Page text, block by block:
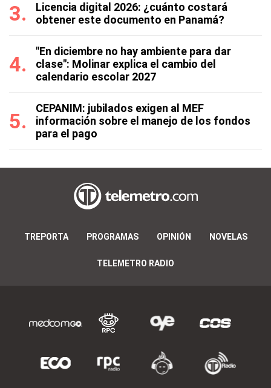
Licencia digital 2026: ¿cuánto costará
obtener este documento en Panamá?
"En diciembre no hay ambiente para dar
clase": Molinar explica el cambio del
calendario escolar 2027
CEPANIM: jubilados exigen al MEF
información sobre el manejo de los fondos
para el pago
TREPORTA PROGRAMAS OPINIÓN NOVELAS
TELEMETRO RADIO